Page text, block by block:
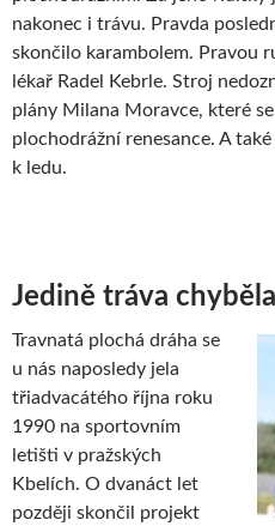
nakonec i trávu. Pravda
skončilo karambolem. Pravou
lékař Radel Kebrle. Stroj
plány Milana Moravce, které
plochodrážní renesance. A
k ledu.
Jedině tráva
Travnatá plochá dráha se
u nás naposledy jela
třiadvacátého října roku
1990 na sportovním
letišti v pražských
Kbelích. O dvanáct let
později skončil projekt